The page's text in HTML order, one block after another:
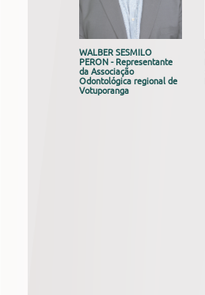
WALBER SESMILO
PERON - Representante
da Associação
Odontológica regional de
Votuporanga